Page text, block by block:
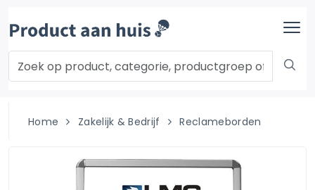
Home Zakelijk & Bedrijf Reclameborden